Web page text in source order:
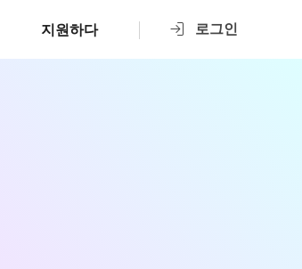
로그인
지원하다